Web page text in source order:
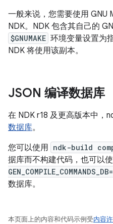
一般来说，您需要使用 GNU
NDK。NDK 包含其自己的
$GNUMAKE 环境变量设置为
NDK 将使用该副本。
JSON 编译数据库
在 NDK r18 及更高版本中，
数据库。
您可以使用 ndk-build
据库而不构建代码，也可以
数据库。
本页面上的内容和代码示例受内容